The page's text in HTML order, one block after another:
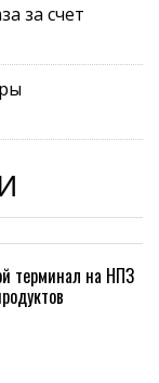
за счет
терминал на НПЗ